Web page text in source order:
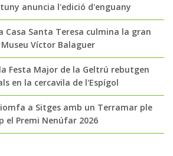
anuncia l'edició d'enguany
Casa Santa Teresa culmina la gran
Víctor Balaguer
Festa Major de la Geltrú rebutgen
en la cercavila de l'Espígol
a Sitges amb un Terramar ple
el Premi Nenúfar 2026